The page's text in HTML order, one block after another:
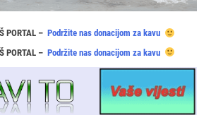
PORTAL – Podržite nas donacijom za kavu
PORTAL – Podržite nas donacijom za kavu